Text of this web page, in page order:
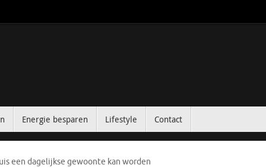
Energie besparen Lifestyle Contact
een dagelijkse gewoonte kan worden